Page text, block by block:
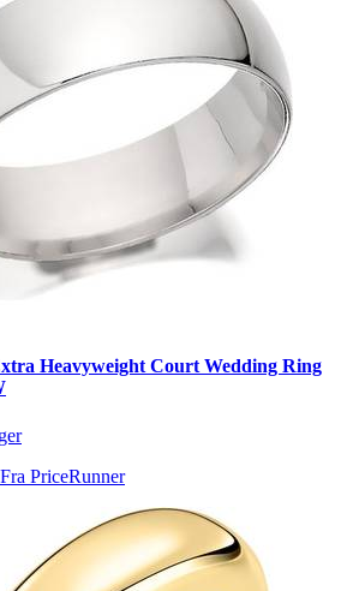
Heavyweight Court Wedding Ring
Fra PriceRunner